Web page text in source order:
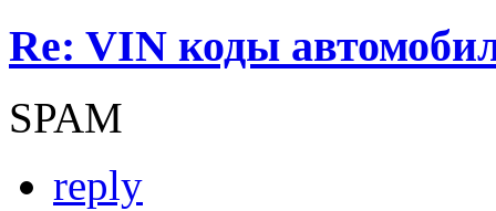
Re: VIN коды
SPAM
reply